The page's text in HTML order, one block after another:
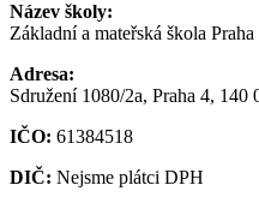
Název školy:
Základní a mateřská škola
Adresa:
Sdružení 1080/2a, Praha 4, 140
IČO: 61384518
DIČ: Nejsme plátci DPH